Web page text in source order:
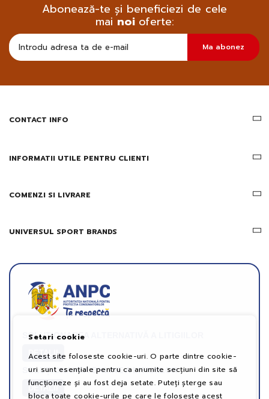
Abonează-te și beneficiezi de cele
mai noi oferte:
sa
primesc
informatii
Ma abonez
CONTACT INFO
INFORMATII UTILE PENTRU CLIENTI
COMENZI SI LIVRARE
UNIVERSUL SPORT BRANDS
SOLUȚIONAREA ALTERNATIVĂ A LITIGIILOR
DETALII
SOLUȚIONAREA ONLINE A LITIGIILOR
DETALII
Setari cookie
Acest site foloseste cookie-uri. O parte dintre cookie-
uri sunt esențiale pentru ca anumite secțiuni din site să
funcționeze și au fost deja setate. Puteți șterge sau
bloca toate cookie-urile pe care le folosește acest